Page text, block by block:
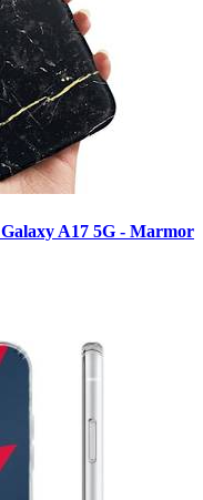
A17 5G - Marmor